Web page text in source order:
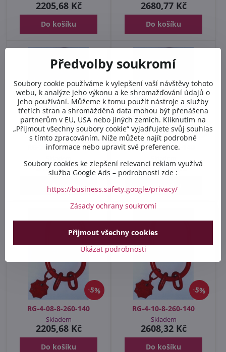
2205,68 Kč
Do košíku
2680,77 Kč
Do košíku
5%
RG-2-16-8-260-140
3422,90 Kč
Do košíku
5%
RG-4-06-8-260-140
1921,04 Kč
Do košíku
5%
RG-4-08-8-260-140
Skladem
2205,68 Kč
Do košíku
5%
RG-4-10-8-260-140
Skladem
2608,32 Kč
Do košíku
Předvolby soukromí
Soubory cookie používáme k vylepšení vaší návštěvy tohoto
webu, k analýze jeho výkonu a ke shromažďování údajů o
jeho používání. Můžeme k tomu použít nástroje a služby
třetích stran a shromážděná data mohou být přenášena
partnerům v EU, USA nebo jiných zemích. Kliknutím na
„Přijmout všechny soubory cookie“ vyjadřujete svůj souhlas
s tímto zpracováním. Níže můžete najít podrobné
informace nebo upravit své preference.
Soubory cookies ke zlepšení relevanci reklam využívá
služba Google Ads – podrobnosti zde :
https://business.safety.google/privacy/
Zásady ochrany soukromí
Ukázat podrobnosti
Přijmout všechny cookies